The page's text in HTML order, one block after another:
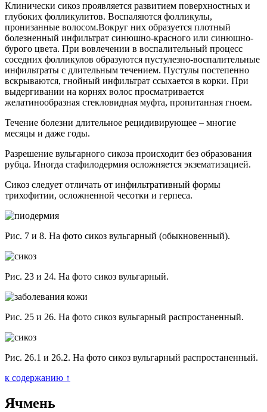
Клинически сикоз проявляется развитием поверхностных и
глубоких фолликулитов. Воспаляются фолликулы,
пронизанные волосом.Вокруг них образуется плотный
болезненный инфильтрат синюшно-красного или синюшно-
бурого цвета. При вовлечении в воспалительный процесс
соседних фолликулов образуются пустулезно-воспалительные
инфильтраты с длительным течением. Пустулы постепенно
вскрываются, гнойный инфильтрат ссыхается в корки. При
выдергивании на корнях волос просматривается
желатинообразная стекловидная муфта, пропитанная гноем.
Течение болезни длительное рецидивирующее – многие
месяцы и даже годы.
Разрешение вульгарного сикоза происходит без образования
рубца. Иногда стафилодермия осложняется экзематизацией.
Сикоз следует отличать от инфильтративный формы
трихофитии, осложненной чесотки и герпеса.
Рис. 7 и 8. На фото сикоз вульгарный (обыкновенный).
Рис. 23 и 24. На фото сикоз вульгарный.
Рис. 25 и 26. На фото сикоз вульгарный распростаненный.
Рис. 26.1 и 26.2. На фото сикоз вульгарный распростаненный.
к содержанию ↑
Ячмень